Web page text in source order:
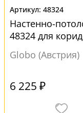
48324
Настенно-
48324 для
Globo (Австрия)
6 225 ₽